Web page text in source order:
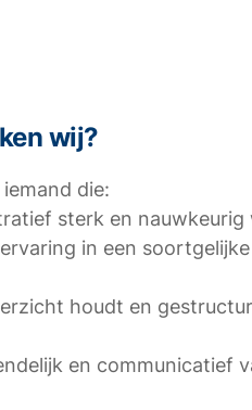
wij?
die:
sterk en nauwkeurig
in een soortgelijke
houdt en
en communicatief